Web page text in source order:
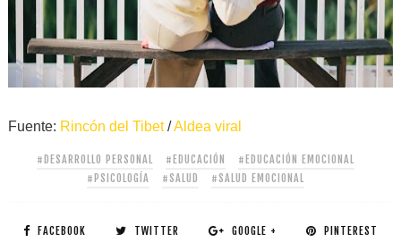
Fuente: Rincón del Tibet/Aldea viral
#DESARROLLO PERSONAL #EDUCACIÓN
#EDUCACIÓN EMOCIONAL
#PSICOLOGÍA
#SALUD #SALUD EMOCIONAL
FACEBOOK TWITTER GOOGLE + PINTEREST